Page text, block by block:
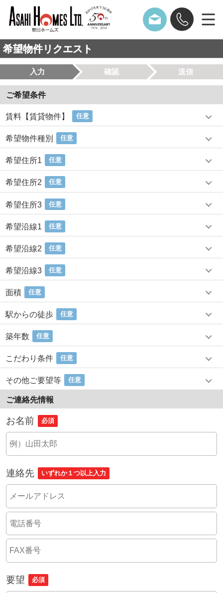
希望物件リクエスト
入力 確認 送信
ご希望条件
賃料【賃貸物件】 任意
希望物件種別 任意
希望住所1 任意
希望住所2 任意
希望住所3 任意
希望沿線1 任意
希望沿線2 任意
希望沿線3 任意
面積 任意
駅からの徒歩 任意
築年数 任意
こだわり条件 任意
その他ご要望等 任意
ご連絡先情報
お名前 必須
連絡先 いずれか１つ以上入力
要望 必須